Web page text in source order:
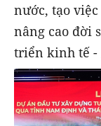
nước, tạo
nâng cao đời
triển kinh tế -